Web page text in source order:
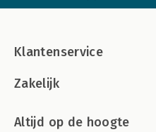
Klantenservice
Zakelijk
Altijd op de hoogte